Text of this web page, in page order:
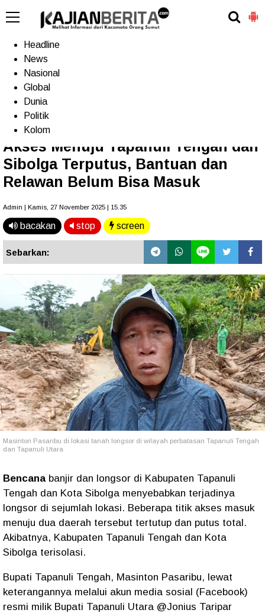
Home
Headline
News
Nasional
Global
Dunia
Politik
Kolom
Terkini
Akses Menuju Tapanuli Tengah dan
Sibolga Terputus, Bantuan dan
Relawan Belum Bisa Masuk
Admin | Kamis, 27 November 2025 | 15.35
bacakan stop screen
Sebarkan:
Masinton Pasaribu di lokasi tanah longsor di wilayah perbatasan Tapanuli Tengah
dan Tapanuli Utara
Bencanabanjir dan longsor di Kabupaten Tapanuli
Tengah dan Kota Sibolga menyebabkan terjadinya
longsor di sejumlah lokasi. Beberapa titik akses masuk
menuju dua daerah tersebut tertutup dan putus total.
Akibatnya, Kabupaten Tapanuli Tengah dan Kota
Sibolga terisolasi.
Bupati Tapanuli Tengah, Masinton Pasaribu, lewat
keterangannya melalui akun media sosial (Facebook)
resmi milik Bupati Tapanuli Utara @Jonius Taripar